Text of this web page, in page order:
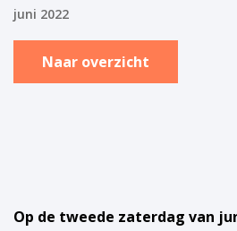
juni 2022
Naar overzicht
Op de tweede zaterdag van